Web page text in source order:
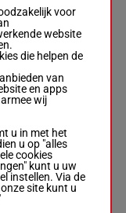
voor
website
die helpen de
van
en apps
wij
u in met het
u op "alles
cookies
kunt u uw
instellen. Via de
site kunt u